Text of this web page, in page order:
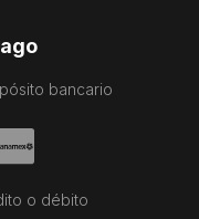
bancario
o débito